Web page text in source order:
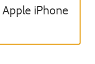
iPhone